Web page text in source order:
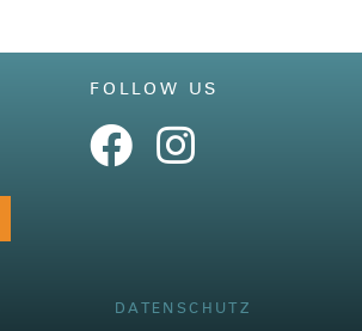
FOLLOW US
DATENSCHUTZ